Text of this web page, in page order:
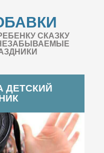
СКАЗКУ
ДЕТСКИЙ